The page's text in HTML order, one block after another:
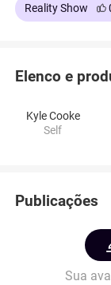
Reality Show
Elenco e
Kyle Cooke
Self
Publicações
Sua